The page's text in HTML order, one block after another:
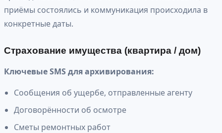
приёмы состоялись и коммуникация происходила в
конкретные даты.
Страхование имущества (квартира / дом)
Ключевые SMS для архивирования:
Сообщения об ущербе, отправленные агенту
Договорённости об осмотре
Сметы ремонтных работ